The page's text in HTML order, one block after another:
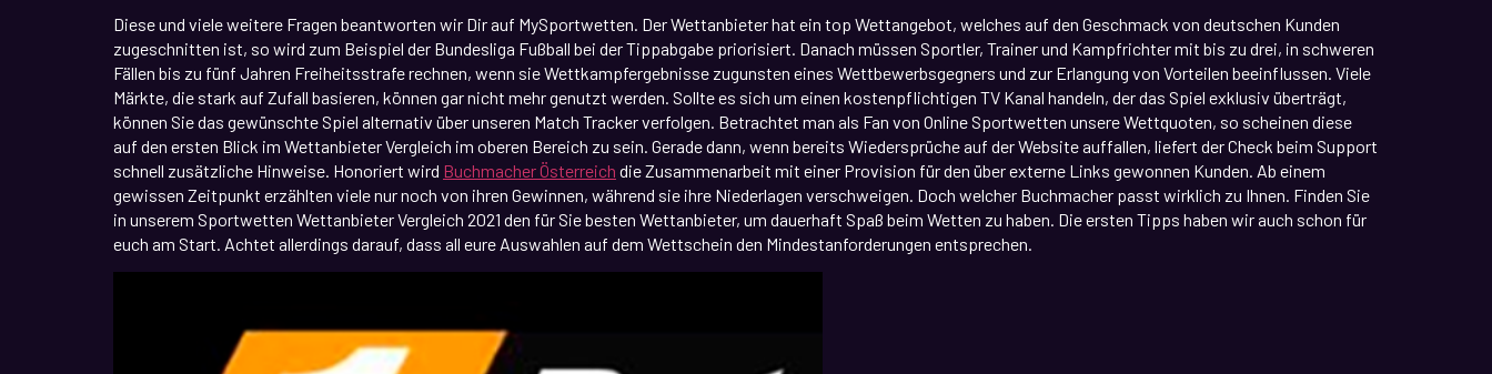
Diese und viele weitere Fragen beantworten wir Dir auf MySportwetten. Der Wettanbieter hat ein top Wettangebot, welches auf den Geschmack von deutschen Kunden
zugeschnitten ist, so wird zum Beispiel der Bundesliga Fußball bei der Tippabgabe priorisiert. Danach müssen Sportler, Trainer und Kampfrichter mit bis zu drei, in schweren
Fällen bis zu fünf Jahren Freiheitsstrafe rechnen, wenn sie Wettkampfergebnisse zugunsten eines Wettbewerbsgegners und zur Erlangung von Vorteilen beeinflussen. Viele
Märkte, die stark auf Zufall basieren, können gar nicht mehr genutzt werden. Sollte es sich um einen kostenpflichtigen TV Kanal handeln, der das Spiel exklusiv überträgt,
können Sie das gewünschte Spiel alternativ über unseren Match Tracker verfolgen. Betrachtet man als Fan von Online Sportwetten unsere Wettquoten, so scheinen diese
auf den ersten Blick im Wettanbieter Vergleich im oberen Bereich zu sein. Gerade dann, wenn bereits Wiedersprüche auf der Website auffallen, liefert der Check beim Support
schnell zusätzliche Hinweise. Honoriert wird Buchmacher Österreich die Zusammenarbeit mit einer Provision für den über externe Links gewonnen Kunden. Ab einem
gewissen Zeitpunkt erzählten viele nur noch von ihren Gewinnen, während sie ihre Niederlagen verschweigen. Doch welcher Buchmacher passt wirklich zu Ihnen. Finden Sie
in unserem Sportwetten Wettanbieter Vergleich 2021 den für Sie besten Wettanbieter, um dauerhaft Spaß beim Wetten zu haben. Die ersten Tipps haben wir auch schon für
euch am Start. Achtet allerdings darauf, dass all eure Auswahlen auf dem Wettschein den Mindestanforderungen entsprechen.